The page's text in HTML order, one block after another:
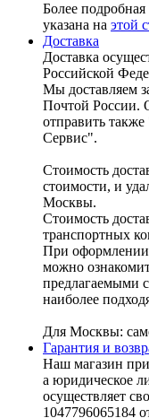
Более
указана на этой
Доставка
Доставка
Российской
Мы доставляем
Почтой России.
отправить
Сервис".
Стоимость
стоимости, и
Москвы.
Стоимость
транспортных
При оформлении
можно
предлагаемыми
наиболее
Для Москвы:
Гарантия и
Наш магазин
а
осуществляет
1047796065184